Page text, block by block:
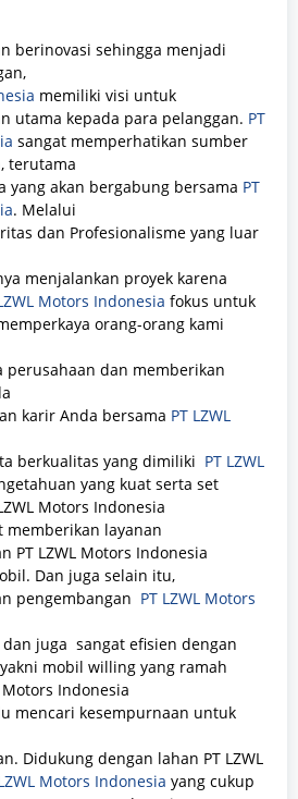
berinovasi sehingga menjadi
memiliki visi untuk
utama kepada para pelanggan. PT
sangat memperhatikan sumber
terutama
yang akan bergabung bersama PT
. Melalui
dan Profesionalisme yang luar
menjalankan proyek karena
Motors Indonesia fokus untuk
orang-orang kami
dan memberikan
karir Anda bersama PT LZWL
berkualitas yang dimiliki PT LZWL
yang kuat serta set
Motors Indonesia
memberikan layanan
PT LZWL Motors Indonesia
Dan juga selain itu,
pengembangan PT LZWL Motors
juga sangat efisien dengan
mobil willing yang ramah
Indonesia
mencari kesempurnaan untuk
Didukung dengan lahan PT LZWL
Motors Indonesia yang cukup